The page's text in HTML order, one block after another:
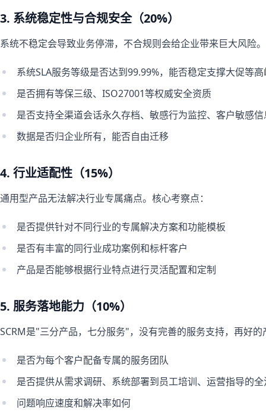
3. 系统稳定性与合规安全（20%）
系统不稳定会导致业务停滞，不合规则会给企业带来巨大风险
系统SLA服务等级是否达到99.99%，能否稳定支撑大促等
是否拥有等保三级、ISO27001等权威安全资质
是否支持全渠道会话永久存档、敏感行为监控、客户敏感
数据是否归企业所有，能否自由迁移
4. 行业适配性（15%）
通用型产品无法解决行业专属痛点。核心考察点：
是否提供针对不同行业的专属解决方案和功能模板
是否有丰富的同行业成功案例和标杆客户
产品是否能够根据行业特点进行灵活配置和定制
5. 服务落地能力（10%）
SCRM是"三分产品，七分服务"，没有完善的服务支持，再好
是否为每个客户配备专属的服务团队
是否提供从需求调研、系统部署到员工培训、运营指导的
问题响应速度和解决率如何